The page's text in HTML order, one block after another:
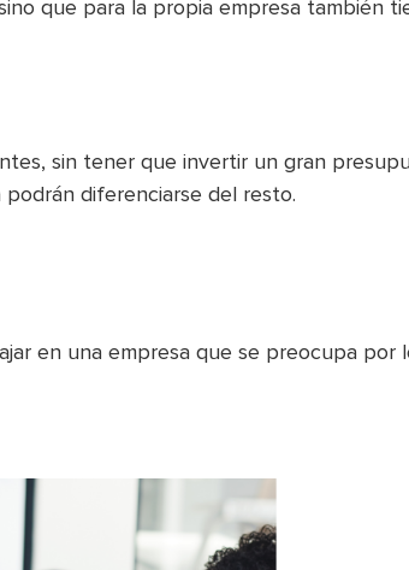
que para la propia empresa también
sin tener que invertir un gran
diferenciarse del resto.
en una empresa que se preocupa por